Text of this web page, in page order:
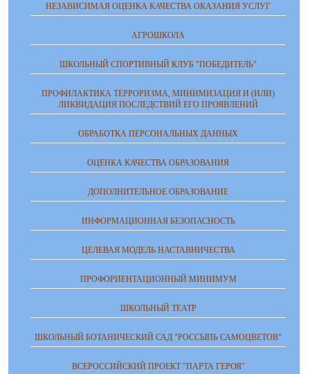
НЕЗАВИСИМАЯ ОЦЕНКА КАЧЕСТВА ОКАЗАНИЯ УСЛУГ
АГРОШКОЛА
ШКОЛЬНЫЙ СПОРТИВНЫЙ КЛУБ "ПОБЕДИТЕЛЬ"
ПРОФИЛАКТИКА ТЕРРОРИЗМА, МИНИМИЗАЦИЯ И (ИЛИ)
ЛИКВИДАЦИЯ ПОСЛЕДСТВИЙ ЕГО ПРОЯВЛЕНИЙ
ОБРАБОТКА ПЕРСОНАЛЬНЫХ ДАННЫХ
ОЦЕНКА КАЧЕСТВА ОБРАЗОВАНИЯ
ДОПОЛНИТЕЛЬНОЕ ОБРАЗОВАНИЕ
ИНФОРМАЦИОННАЯ БЕЗОПАСНОСТЬ
ЦЕЛЕВАЯ МОДЕЛЬ НАСТАВНИЧЕСТВА
ПРОФОРИЕНТАЦИОННЫЙ МИНИМУМ
ШКОЛЬНЫЙ ТЕАТР
ШКОЛЬНЫЙ БОТАНИЧЕСКИЙ САД "РОССЫПЬ САМОЦВЕТОВ"
ВСЕРОССИЙСКИЙ ПРОЕКТ "ПАРТА ГЕРОЯ"